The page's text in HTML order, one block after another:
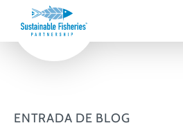
ENTRADA DE BLOG